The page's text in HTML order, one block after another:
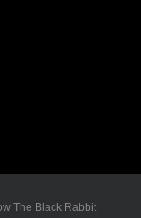
The Black Rabbit